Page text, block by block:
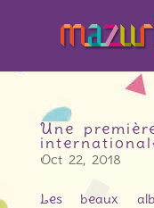
Une
Oct 22, 2018
Les beaux